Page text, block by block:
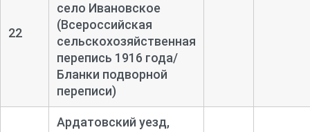
22
село Ивановское
(Всероссийская
сельскохозяйственная
перепись 1916 года/
Бланки подворной
переписи)
Ардатовский уезд,